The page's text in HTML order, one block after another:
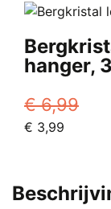
€ 86,95.€
hanger,
€6,99
Oorspronkelijke
€ 6,99.
€ 3,99
€ 3,99.